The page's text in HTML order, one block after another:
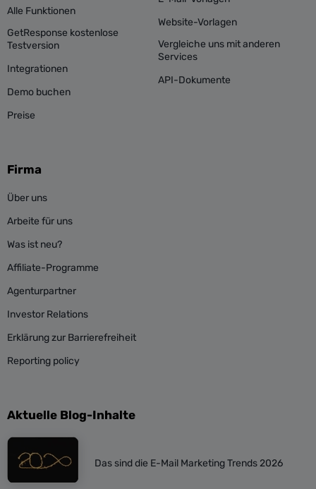
Alle Funktionen
GetResponse kostenlose
Testversion
Integrationen
Demo buchen
Preise
Website-Vorlagen
Vergleiche uns mit anderen
Services
API-Dokumente
Firma
Über uns
Arbeite für uns
Was ist neu?
Affiliate-Programme
Agenturpartner
Investor Relations
Erklärung zur Barrierefreiheit
Reporting policy
Aktuelle Blog-Inhalte
Das sind die E-Mail Marketing Trends 2026